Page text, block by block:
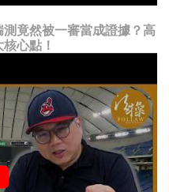
竟然被一審當成證據？高
心點！